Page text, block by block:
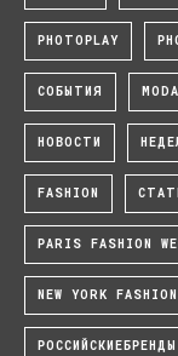
PHOTOPLAY
СОБЫТИЯ MODA
НОВОСТИ
FASHION
PARIS FASHION
NEW YORK
РОССИЙСКИЕБРЕНДЫ